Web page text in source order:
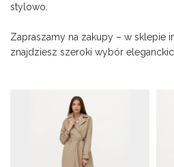
stylowo.
Zapraszamy na zakupy – w sklepie
znajdziesz szeroki wybór